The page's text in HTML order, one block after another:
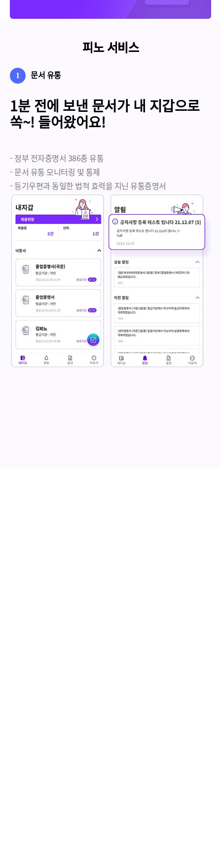
피노 서비스
1 문서 유통
1분 전에 보낸 문서가내 지갑으로
쏙~! 들어왔어요!
- 정부 전자증명서 386종 유통
- 문서 유통 모니터링 및 통제
- 등기우편과 동일한 법적 효력을 지닌 유통증명서
피노 서비스
피노 서비스